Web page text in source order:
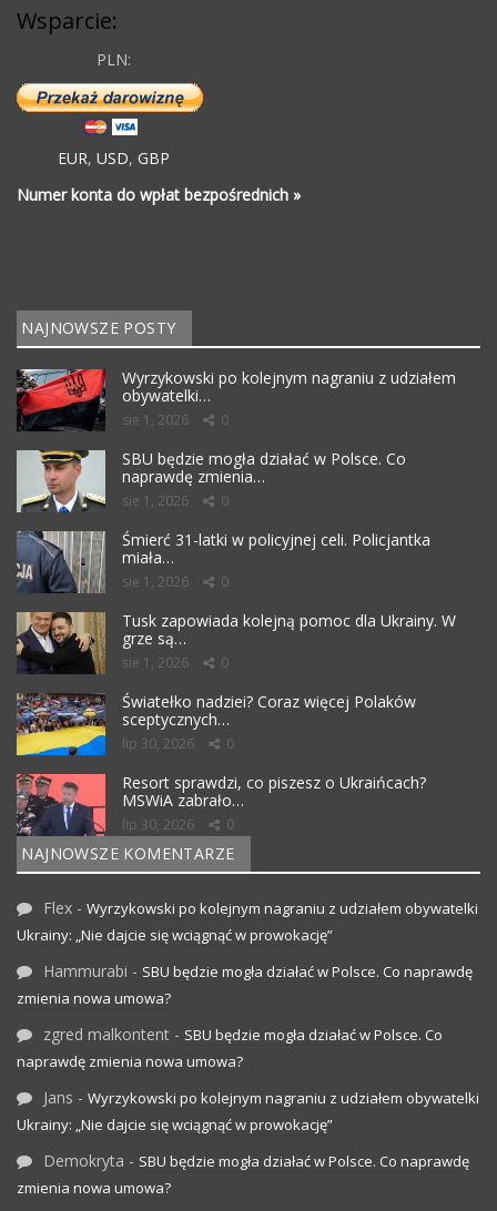
Wsparcie:
PLN:
EUR, USD, GBP
Numer konta do wpłat bezpośrednich »
NAJNOWSZE POSTY
Wyrzykowski po kolejnym nagraniu z udziałem
obywatelki…
sie 1, 2026 0
SBU będzie mogła działać w Polsce. Co
naprawdę zmienia…
sie 1, 2026 0
Śmierć 31-latki w policyjnej celi. Policjantka
miała…
sie 1, 2026 0
Tusk zapowiada kolejną pomoc dla Ukrainy. W
grze są…
sie 1, 2026 0
Światełko nadziei? Coraz więcej Polaków
sceptycznych…
lip 30, 2026 0
Resort sprawdzi, co piszesz o Ukraińcach?
MSWiA zabrało…
lip 30, 2026 0
NAJNOWSZE KOMENTARZE
Flex - Wyrzykowski po kolejnym nagraniu z udziałem obywatelki
Ukrainy: „Nie dajcie się wciągnąć w prowokację”
Hammurabi - SBU będzie mogła działać w Polsce. Co naprawdę
zmienia nowa umowa?
zgred malkontent - SBU będzie mogła działać w Polsce. Co
naprawdę zmienia nowa umowa?
Jans - Wyrzykowski po kolejnym nagraniu z udziałem obywatelki
Ukrainy: „Nie dajcie się wciągnąć w prowokację”
Demokryta - SBU będzie mogła działać w Polsce. Co naprawdę
zmienia nowa umowa?